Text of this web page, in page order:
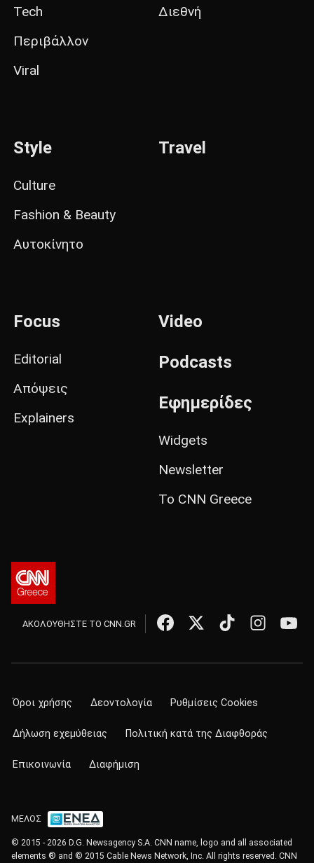
Tech
Περιβάλλον
Viral
Διεθνή
Style
Culture
Fashion & Beauty
Αυτοκίνητο
Travel
Focus
Editorial
Απόψεις
Explainers
Video
Podcasts
Εφημερίδες
Widgets
Newsletter
Το CNN Greece
ΑΚΟΛΟΥΘΗΣΤΕ ΤΟ CNN.GR
Όροι χρήσης Δεοντολογία Ρυθμίσεις Cookies
Δήλωση εχεμύθειας Πολιτική κατά της Διαφθοράς
Επικοινωνία Διαφήμιση
ΜΕΛΟΣ
© 2015 - 2026 D.G. Newsagency S.A. CNN name, logo and all associated
elements ® and © 2015 Cable News Network, Inc. All rights reserved. CNN